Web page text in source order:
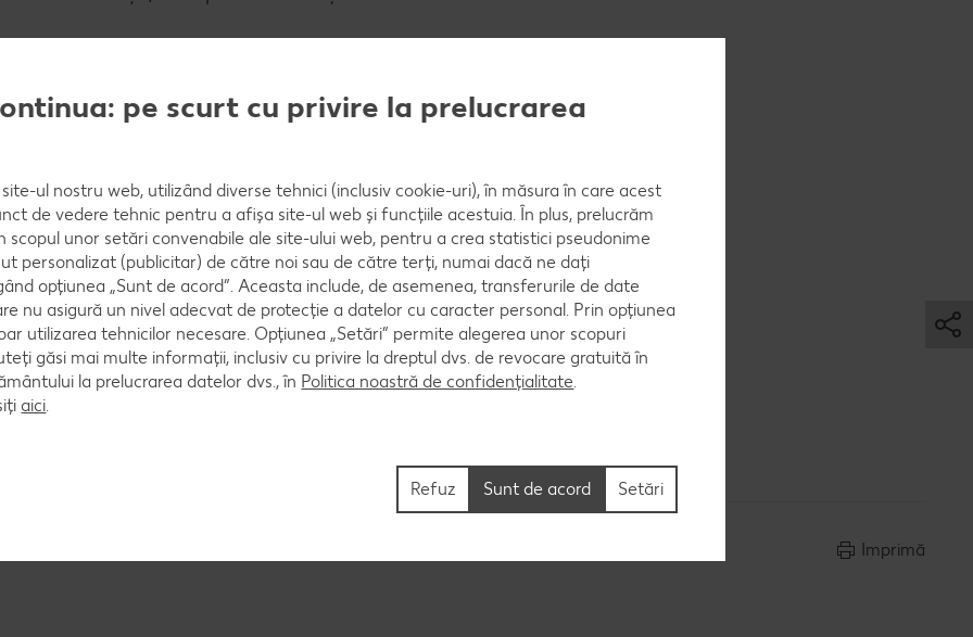
și se călesc în puțin ulei încins, într-un tuci de fontă, pe
stinge cu supa de legume, se sărează și se lasă să fiarbă 5 -
hasmațuchi, chimen măcinat, coaja, sucul și fileurile
Imprimă
pe scurt cu privire la prelucrarea
ul nostru web, utilizând diverse tehnici (inclusiv cookie-uri), în măsura în care acest
de vedere tehnic pentru a afișa site-ul web și funcțiile acestuia. În plus, prelucrăm
scopul unor setări convenabile ale site-ului web, pentru a crea statistici pseudonime
personalizat (publicitar) de către noi sau de către terți, numai dacă ne dați
opțiunea „Sunt de acord”. Aceasta include, de asemenea, transferurile de date
nu asigură un nivel adecvat de protecție a datelor cu caracter personal. Prin opțiunea
utilizarea tehnicilor necesare. Opțiunea „Setări” permite alegerea unor scopuri
găsi mai multe informații, inclusiv cu privire la dreptul dvs. de revocare gratuită în
la prelucrarea datelor dvs., în Politica noastră de confidențialitate
aici
Setări
Refuz Sunt de acord